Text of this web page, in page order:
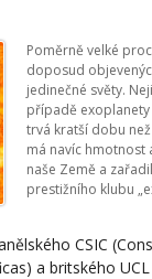
Poměrně velké
doposud
jedinečné světy.
případě exoplanety
trvá kratší dobu
má navíc hmotnost
naše Země a
prestižního klubu
CSIC
a britského